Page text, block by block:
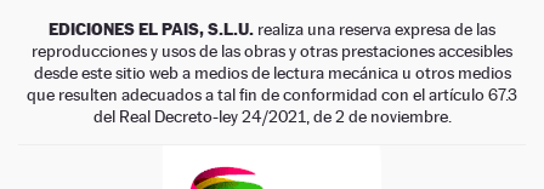
EDICIONES EL PAIS, S.L.U. realiza una reserva expresa de las
reproducciones y usos de las obras y otras prestaciones accesibles
desde este sitio web a medios de lectura mecánica u otros medios
que resulten adecuados a tal fin de conformidad con el artículo 67.3
del Real Decreto-ley 24/2021, de 2 de noviembre.